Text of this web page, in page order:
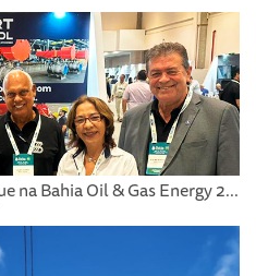
na Bahia Oil & Gas Energy 2...